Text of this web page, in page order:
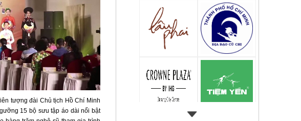
tượng đài Chủ tịch Hồ Chí Minh
15 bộ sưu tập áo dài nổi bật